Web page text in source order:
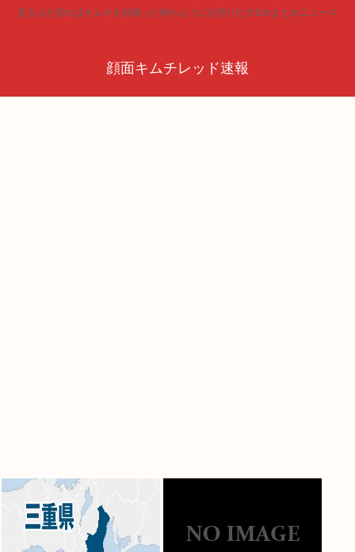
見る人が見ればキムチを頬張った時のように火照りだす5chまとめニュース
顔面キムチレッド速報